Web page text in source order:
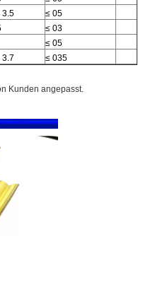
3.5
≤ 05
≤ 03
≤ 05
3.7 ≤ 035
Kunden angepasst.